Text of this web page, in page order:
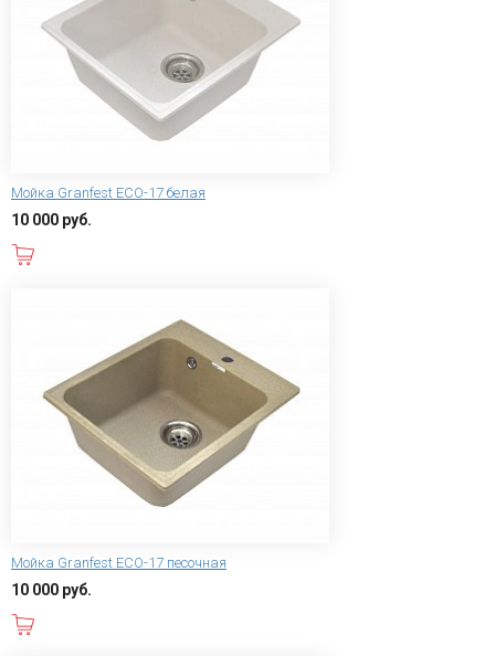
Мойка Granfest ECO-17 белая
10 000 руб.
Мойка Granfest ECO-17 песочная
10 000 руб.